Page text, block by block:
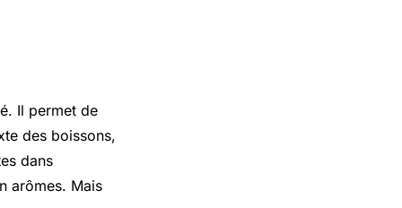
Il permet de
des boissons,
dans
arômes. Mais